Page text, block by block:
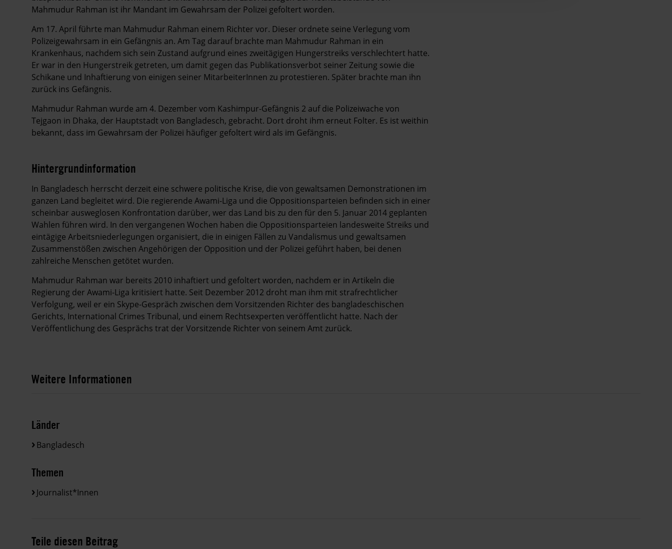
Mahmudur Rahman ist ihr Mandant im Gewahrsam der Polizei gefoltert worden.
Am 17. April führte man Mahmudur Rahman einem Richter vor. Dieser ordnete seine Verlegung vom
Polizeigewahrsam in ein Gefängnis an. Am Tag darauf brachte man Mahmudur Rahman in ein
Krankenhaus, nachdem sich sein Zustand aufgrund eines zweitägigen Hungerstreiks verschlechtert hatte.
Er war in den Hungerstreik getreten, um damit gegen das Publikationsverbot seiner Zeitung sowie die
Schikane und Inhaftierung von einigen seiner MitarbeiterInnen zu protestieren. Später brachte man ihn
zurück ins Gefängnis.
Mahmudur Rahman wurde am 4. Dezember vom Kashimpur-Gefängnis 2 auf die Polizeiwache von
Tejgaon in Dhaka, der Hauptstadt von Bangladesch, gebracht. Dort droht ihm erneut Folter. Es ist weithin
bekannt, dass im Gewahrsam der Polizei häufiger gefoltert wird als im Gefängnis.
Hintergrundinformation
Hintergrund
In Bangladesch herrscht derzeit eine schwere politische Krise, die von gewaltsamen Demonstrationen im
ganzen Land begleitet wird. Die regierende Awami-Liga und die Oppositionsparteien befinden sich in einer
scheinbar ausweglosen Konfrontation darüber, wer das Land bis zu den für den 5. Januar 2014 geplanten
Wahlen führen wird. In den vergangenen Wochen haben die Oppositionsparteien landesweite Streiks und
eintägige Arbeitsniederlegungen organisiert, die in einigen Fällen zu Vandalismus und gewaltsamen
Zusammenstößen zwischen Angehörigen der Opposition und der Polizei geführt haben, bei denen
zahlreiche Menschen getötet wurden.
Mahmudur Rahman war bereits 2010 inhaftiert und gefoltert worden, nachdem er in Artikeln die
Regierung der Awami-Liga kritisiert hatte. Seit Dezember 2012 droht man ihm mit strafrechtlicher
Verfolgung, weil er ein Skype-Gespräch zwischen dem Vorsitzenden Richter des bangladeschischen
Gerichts, International Crimes Tribunal, und einem Rechtsexperten veröffentlicht hatte. Nach der
Veröffentlichung des Gesprächs trat der Vorsitzende Richter von seinem Amt zurück.
Weitere Informationen
Länder
Bangladesch
Themen
Journalist*innen
Teile diesen Beitrag